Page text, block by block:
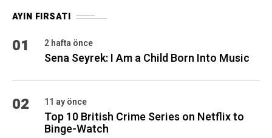
AYIN FIRSATI
01 2 hafta önce
Sena Seyrek: I Am a Child Born Into Music
02 11 ay önce
Top 10 British Crime Series on Netflix to
Binge-Watch